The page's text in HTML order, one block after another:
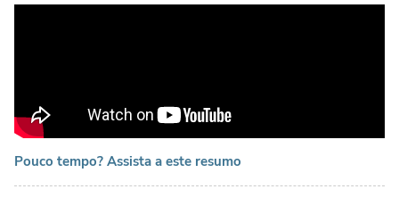
Pouco tempo? Assista a este resumo